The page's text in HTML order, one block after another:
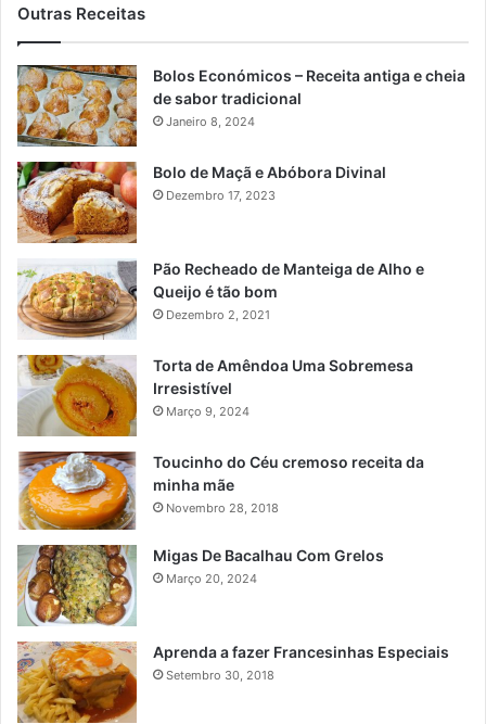
Outras Receitas
Bolos Económicos – Receita antiga e cheia
de sabor tradicional
Janeiro 8, 2024
Bolo de Maçã e Abóbora Divinal
Dezembro 17, 2023
Pão Recheado de Manteiga de Alho e
Queijo é tão bom
Dezembro 2, 2021
Torta de Amêndoa Uma Sobremesa
Irresistível
Março 9, 2024
Toucinho do Céu cremoso receita da
minha mãe
Novembro 28, 2018
Migas De Bacalhau Com Grelos
Março 20, 2024
Aprenda a fazer Francesinhas Especiais
Setembro 30, 2018